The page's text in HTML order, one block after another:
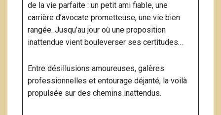
de la vie parfaite : un petit ami fiable, une
carrière d’avocate prometteuse, une vie bien
rangée. Jusqu’au jour où une proposition
inattendue vient bouleverser ses certitudes…
Entre désillusions amoureuses, galères
professionnelles et entourage déjanté, la voilà
propulsée sur des chemins inattendus.